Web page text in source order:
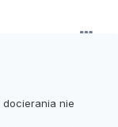
docierania nie